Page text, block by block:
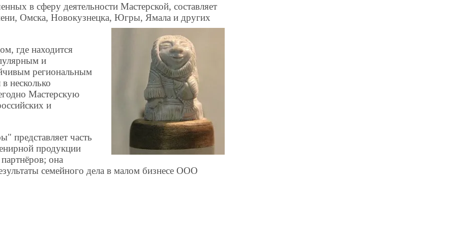
в сферу деятельности Мастерской, составляет
Омска, Новокузнецка, Югры, Ямала и других
где находится
и
региональным
несколько
Мастерскую
и
представляет часть
продукции
она
семейного дела в малом бизнесе ООО